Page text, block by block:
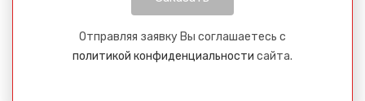
Отправляя заявку Вы соглашаетесь с
политикой конфиденциальности сайта.